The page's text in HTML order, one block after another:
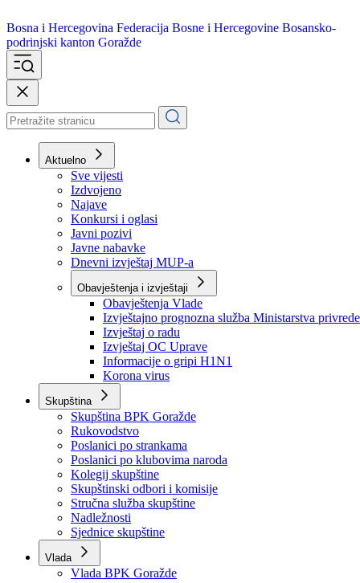
Bosna i Hercegovina
podrinjski kanton Goražde
Aktuelno
Sve vijesti
Izdvojeno
Najave
Konkursi i oglasi
Javni pozivi
Javne nabavke
Dnevni izvještaj MUP-a
Obavještenja i izvještaji
Obavještenja Vlade
Izvještajno prognozna služba Ministarstva privrede
Izvještaj o radu
Izvještaj OC Uprave
Informacije o gripi H1N1
Korona virus
Skupština
Skupština BPK Goražde
Rukovodstvo
Poslanici po strankama
Poslanici po klubovima naroda
Kolegij skupštine
Skupštinski odbori i komisije
Stručna služba skupštine
Nadležnosti
Sjednice skupštine